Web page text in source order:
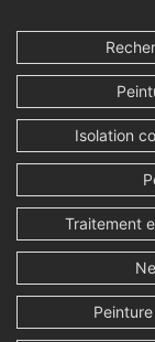
Isolation
Traitement